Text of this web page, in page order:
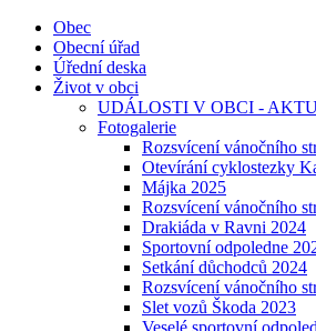
Obec
Obecní úřad
Úřední deska
Život v obci
UDÁLOSTI V OBCI -
Fotogalerie
Rozsvícení vánočního
Otevírání cyklostezky
Májka 2025
Rozsvícení vánočního
Drakiáda v Ravni 2024
Sportovní odpoledne
Setkání důchodců 2024
Rozsvícení vánočního
Slet vozů Škoda 2023
Veselé sportovní